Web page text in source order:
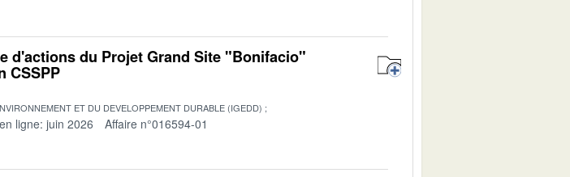
d'actions du Projet Grand Site "Bonifacio"
CSSPP
ET DU DEVELOPPEMENT DURABLE (IGEDD)
ligne: juin 2026 Affaire n°016594-01